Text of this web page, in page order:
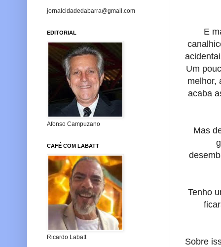
E
Um
melhor,
acaba
Mas
Tenho
Sobre
jornalcidadedabarra@gmail.com
EDITORIAL
Afonso Campuzano
CAFÉ COM LABATT
Ricardo Labatt